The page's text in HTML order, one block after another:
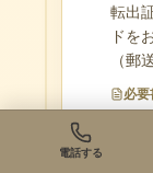
転出
ドを
（郵
必
本人
マイ
電話する